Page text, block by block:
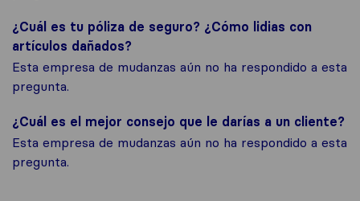
¿Cuál es tu póliza de seguro? ¿Cómo lidias con
artículos dañados?
Esta empresa de mudanzas aún no ha respondido a esta
pregunta.
¿Cuál es el mejor consejo que le darías a un cliente?
Esta empresa de mudanzas aún no ha respondido a esta
pregunta.